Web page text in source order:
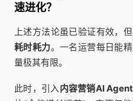
速进化？
上述方法论虽已验证有效，
耗时耗力。一名运营每日能
量极其有限。
此时，引入内容营销AI Agent